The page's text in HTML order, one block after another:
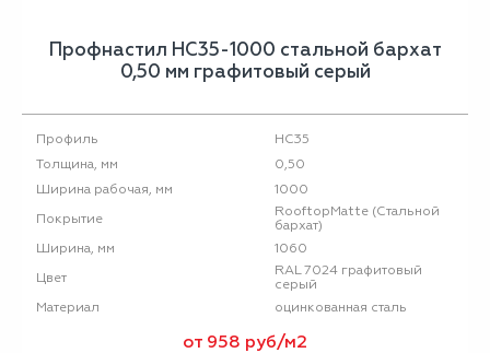
Профнастил НС35-1000 стальной бархат
0,50 мм графитовый серый
Профиль
НС35
Толщина, мм
0,50
Ширина рабочая, мм
1000
Покрытие
RooftopMatte (Стальной
бархат)
Ширина, мм
1060
Цвет
RAL 7024 графитовый
серый
Материал
оцинкованная сталь
от 958 руб/м2